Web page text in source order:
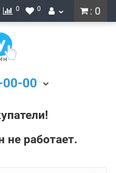
: 0
0 0
00-00
не работает.